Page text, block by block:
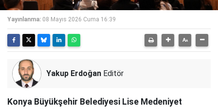
Yayınlanma: 08 Mayıs 2026 Cuma 16:39
Yakup Erdoğan Editör
Konya Büyükşehir Belediyesi Lise Medeniyet